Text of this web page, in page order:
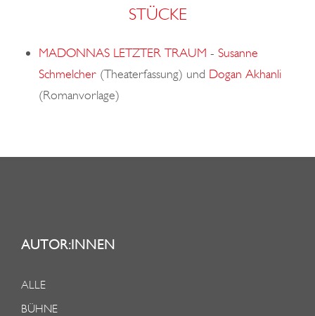
STÜCKE
MADONNAS LETZTER TRAUM - Susanne
Schmelcher (Theaterfassung) und Dogan Akhanli
(Romanvorlage)
AUTOR:INNEN
ALLE
BÜHNE